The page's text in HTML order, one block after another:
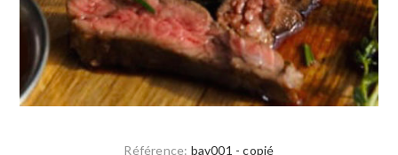
Référence: bav001 - copié